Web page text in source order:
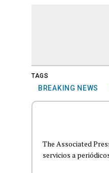
TAGS
BREAKING NEWS
The Associated
servicios a